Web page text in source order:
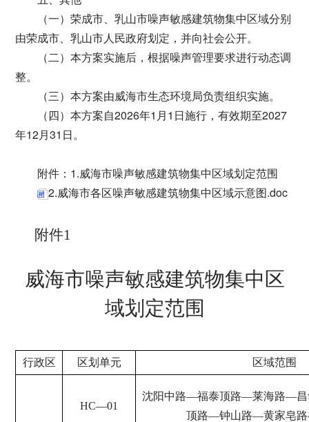
（一）荣成市、乳山市噪声敏感建筑物集中区域分别
由荣成市、乳山市人民政府划定，并向社会公开。
（二）本方案实施后，根据噪声管理要求进行动态调
整。
（三）本方案由威海市生态环境局负责组织实施。
（四）本方案自2026年1月1日施行，有效期至2027
年12月31日。
附件：1.威海市噪声敏感建筑物集中区域划定范围
2.威海市各区噪声敏感建筑物集中区域示意图.doc
附件1
威海市噪声敏感建筑物集中区
域划定范围
行政区 区划单元 区域范围
HC—01
沈阳中路—福泰顶路—莱海路—
顶路—钟山路—黄家皂路